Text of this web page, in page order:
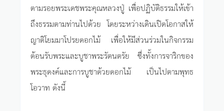
ตามรอยพระเดชพระคุณหลวงปู่ เพื่อปฏิบัติธรรมให้เข้า
ถึงธรรมตามท่านไปด้วย โดยระหว่างเดินเปิดโอกาสให้
ญาติโยมมาโปรยดอกไม้ เพื่อให้มีส่วนร่วมในกิจกรรม
ต้อนรับพระและบูชาพระรัตนตรัย ซึ่งทั้งการจาริกของ
พระธุดงค์และการบูชาด้วยดอกไม้ เป็นไปตามพุทธ
โอวาท ดังนี้